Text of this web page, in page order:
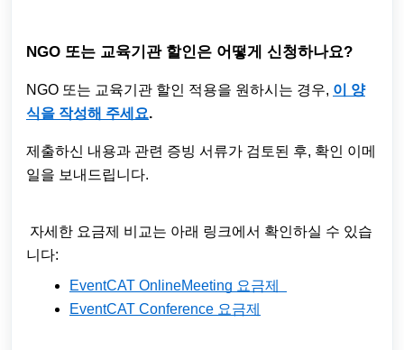
NGO 또는 교육기관 할인은 어떻게 신청하나요?
NGO 또는 교육기관 할인 적용을 원하시는 경우, 이 양
식을 작성해 주세요.
제출하신 내용과 관련 증빙 서류가 검토된 후, 확인 이메
일을 보내드립니다.
자세한 요금제 비교는 아래 링크에서 확인하실 수 있습
니다:
EventCAT OnlineMeeting 요금제
EventCAT Conference 요금제